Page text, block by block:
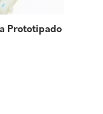
Prototipado